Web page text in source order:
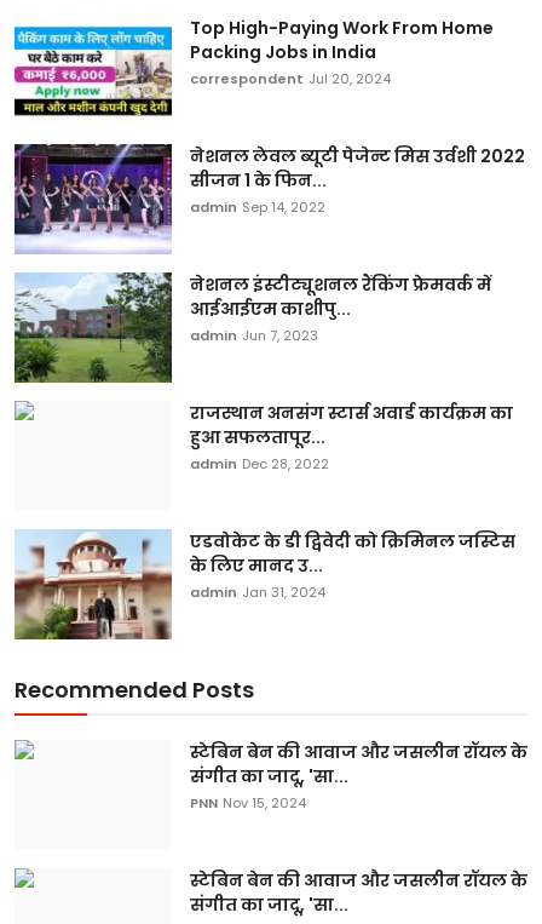
Top High-Paying Work From Home
Packing Jobs in India
correspondent Jul 20, 2024
नेशनल लेवल ब्यूटी पेजेन्ट मिस उर्वशी 2022
सीजन 1 के फिन...
admin Sep 14, 2022
नेशनल इंस्टीट्यूशनल रैंकिंग फ्रेमवर्क में
आईआईएम काशीपु...
admin Jun 7, 2023
राजस्थान अनसंग स्टार्स अवार्ड कार्यक्रम का
हुआ सफलतापूर...
admin Dec 28, 2022
एडवोकेट के डी द्विवेदी को क्रिमिनल जस्टिस
के लिए मानद उ...
admin Jan 31, 2024
Recommended Posts
स्टेबिन बेन की आवाज और जसलीन रॉयल के
संगीत का जादू, 'सा...
PNN Nov 15, 2024
स्टेबिन बेन की आवाज और जसलीन रॉयल के
संगीत का जादू, 'सा...